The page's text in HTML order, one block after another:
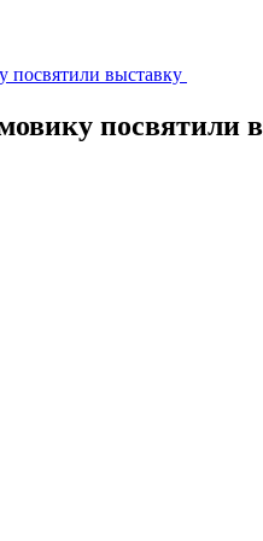
посвятили выставку
посвятили